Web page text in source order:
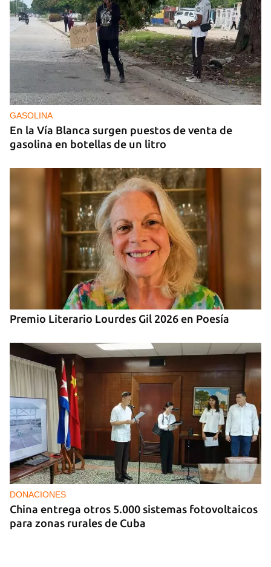
ECONOMÍA
Los economistas calculan que Cuba tardará tres
años en completar una "estabilización de
emergencia"
GASOLINA
En la Vía Blanca surgen puestos de venta de
gasolina en botellas de un litro
Premio Literario Lourdes Gil 2026 en Poesía
DONACIONES
China entrega otros 5.000 sistemas fotovoltaicos
para zonas rurales de Cuba